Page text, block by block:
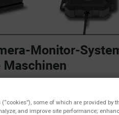
some of which are provided by
and improve site performance;